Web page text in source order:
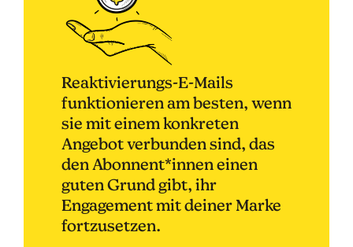
Reaktivierungs-E-Mails
funktionieren am besten, wenn
sie mit einem konkreten
Angebot verbunden sind, das
den Abonnent*innen einen
guten Grund gibt, ihr
Engagement mit deiner Marke
fortzusetzen.